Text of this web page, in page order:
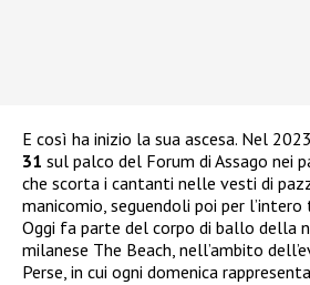
E così ha inizio la sua ascesa. Nel
31 sul palco del Forum di Assago nei
che scorta i cantanti nelle vesti di
manicomio, seguendoli poi per
Oggi fa parte del corpo di ballo della
milanese The Beach, nell’ambito
Perse, in cui ogni domenica